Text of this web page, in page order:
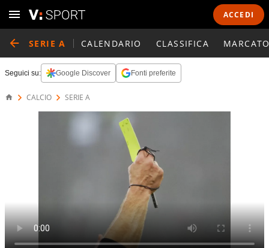
ACCEDI
SERIE A CALENDARIO CLASSIFICA
Seguici su: Google Discover Fonti preferite
CALCIO SERIE A